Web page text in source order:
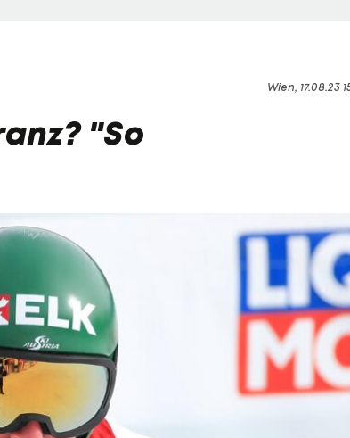
Wien, 17.08.23
"So